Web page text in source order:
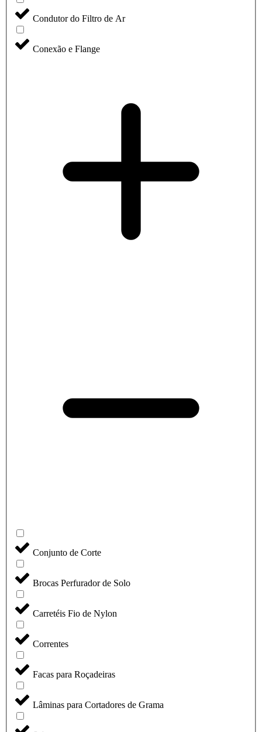
Condutor do Filtro de Ar
Conexão e Flange
Conjunto de Corte
Brocas Perfurador de Solo
Carretéis Fio de Nylon
Correntes
Facas para Roçadeiras
Lâminas para Cortadores de Grama